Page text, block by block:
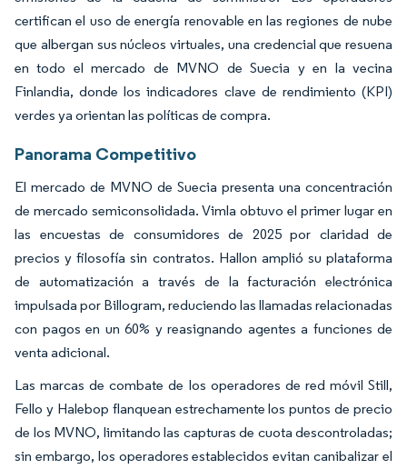
certifican el uso de energía renovable en las regiones de nube
que albergan sus núcleos virtuales, una credencial que resuena
en todo el mercado de MVNO de Suecia y en la vecina
Finlandia, donde los indicadores clave de rendimiento (KPI)
verdes ya orientan las políticas de compra.
Panorama Competitivo
El mercado de MVNO de Suecia presenta una concentración
de mercado semiconsolidada. Vimla obtuvo el primer lugar en
las encuestas de consumidores de 2025 por claridad de
precios y filosofía sin contratos. Hallon amplió su plataforma
de automatización a través de la facturación electrónica
impulsada por Billogram, reduciendo las llamadas relacionadas
con pagos en un 60% y reasignando agentes a funciones de
venta adicional.
Las marcas de combate de los operadores de red móvil Still,
Fello y Halebop flanquean estrechamente los puntos de precio
de los MVNO, limitando las capturas de cuota descontroladas;
sin embargo, los operadores establecidos evitan canibalizar el